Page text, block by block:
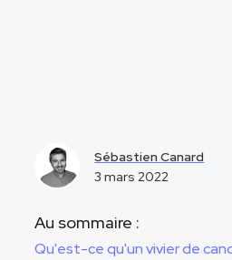
Sébastien Canard
3 mars 2022
Au sommaire :
Qu'est-ce qu'un vivier de